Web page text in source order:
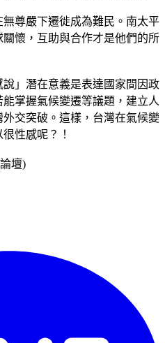
尊嚴下遷徙成為難民。南太平
懷，互助與合作才是他們的所
」潛在意義是表達國家間因政
掌握氣候變遷等議題，建立人
交突破。這樣，台灣在氣候變
性感呢？！
壇)